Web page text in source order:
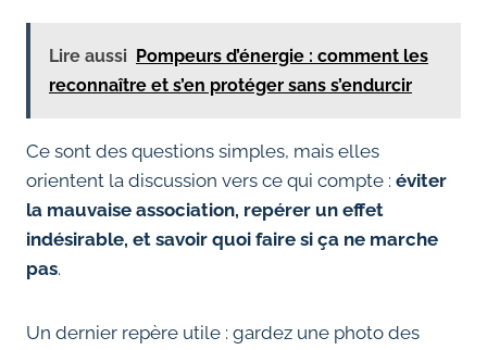
Lire aussi Pompeurs d’énergie : comment les
reconnaître et s’en protéger sans s’endurcir
Ce sont des questions simples, mais elles
orientent la discussion vers ce qui compte : éviter
la mauvaise association, repérer un effet
indésirable, et savoir quoi faire si ça ne marche
pas.
Un dernier repère utile : gardez une photo des